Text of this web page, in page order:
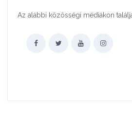
Az alábbi közösségi médiákon